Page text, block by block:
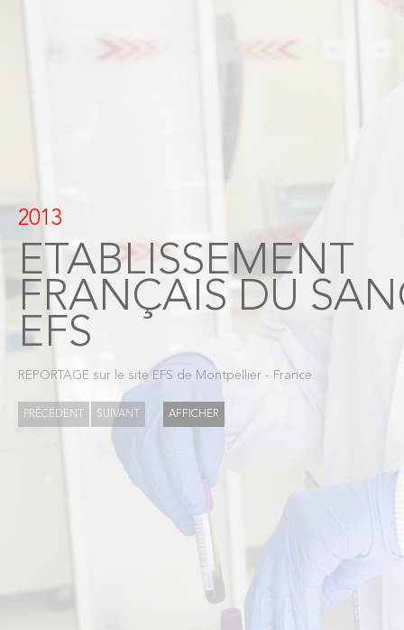
2013
ETABLISSEMENT
FRANÇAIS DU
EFS
REPORTAGE sur le site EFS de Montpellier - France.
PRÉCÉDENT SUIVANT AFFICHER